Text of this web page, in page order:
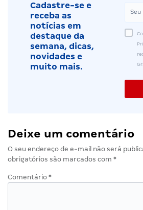
Cadastre-se e
receba as
notícias em
destaque da
semana, dicas,
novidades e
muito mais.
Deixe um comentário
O seu endereço de e-mail não será
obrigatórios são marcados com *
Comentário *